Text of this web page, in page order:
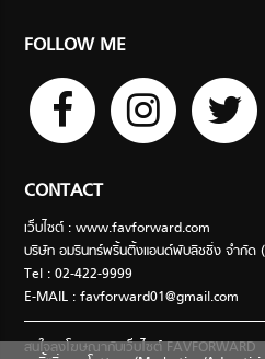
FOLLOW ME
CONTACT
เว็บไซต์ : www.favforward.com
บริษัท อมรินทร์พริ้นติ้งแอนด์พับลิชชิ่ง จำกัด
Tel : 02-422-9999
E-MAIL :favforward01@gmail.com
สนใจลงโฆษณากับเว็บไซต์ FAVFORWARD